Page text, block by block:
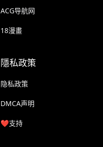
ACG导航网
18漫畫
隱私政策
隐私政策
DMCA声明
❤️支持